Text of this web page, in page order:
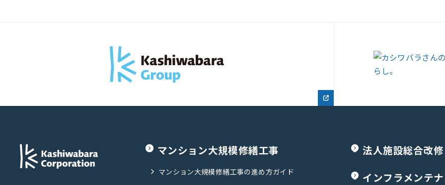
マンション大規模修繕工事
マンション大規模修繕工事の進め方ガイド
法人施設総合改修
インフラメンテ